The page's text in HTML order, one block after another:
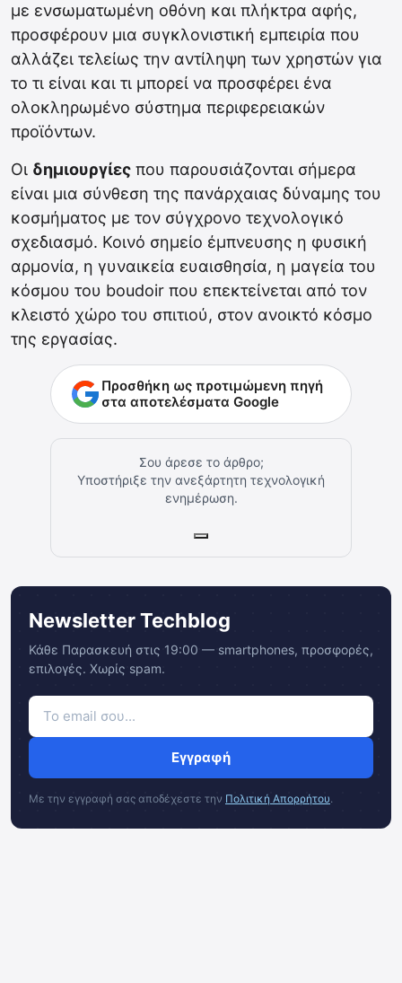
με ενσωματωμένη οθόνη και πλήκτρα αφής,
προσφέρουν μια συγκλονιστική εμπειρία που
αλλάζει τελείως την αντίληψη των χρηστών για
το τι είναι και τι μπορεί να προσφέρει ένα
ολοκληρωμένο σύστημα περιφερειακών
προϊόντων.
Οι δημιουργίες που παρουσιάζονται σήμερα
είναι μια σύνθεση της πανάρχαιας δύναμης του
κοσμήματος με τον σύγχρονο τεχνολογικό
σχεδιασμό. Κοινό σημείο έμπνευσης η φυσική
αρμονία, η γυναικεία ευαισθησία, η μαγεία του
κόσμου του boudoir που επεκτείνεται από τον
κλειστό χώρο του σπιτιού, στον ανοικτό κόσμο
της εργασίας.
Προσθήκη ως προτιμώμενη πηγή
στα αποτελέσματα Google
Σου άρεσε το άρθρο;
Υποστήριξε την ανεξάρτητη τεχνολογική
ενημέρωση.
Newsletter Techblog
Κάθε Παρασκευή στις 19:00 — smartphones, προσφορές,
επιλογές. Χωρίς spam.
Εγγραφή
Με την εγγραφή σας αποδέχεστε την Πολιτική Απορρήτου.